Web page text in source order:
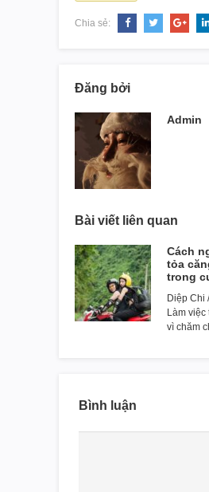
Chia sẻ:
Đăng bởi
Admin
Bài viết liên quan
Cách
tỏa
trong
Diệp Chi
Làm việc
vì chăm
Bình luận